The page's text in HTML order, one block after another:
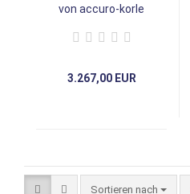
von accuro-korle
3.267,00 EUR
Sortieren nach